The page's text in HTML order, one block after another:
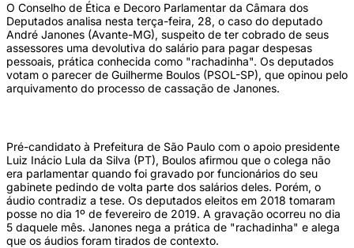
O Conselho de Ética e Decoro Parlamentar da Câmara dos
Deputados analisa nesta terça-feira, 28, o caso do deputado
André Janones (Avante-MG), suspeito de ter cobrado de seus
assessores uma devolutiva do salário para pagar despesas
pessoais, prática conhecida como "rachadinha". Os deputados
votam o parecer de Guilherme Boulos (PSOL-SP), que opinou pelo
arquivamento do processo de cassação de Janones.
Pré-candidato à Prefeitura de São Paulo com o apoio presidente
Luiz Inácio Lula da Silva (PT), Boulos afirmou que o colega não
era parlamentar quando foi gravado por funcionários do seu
gabinete pedindo de volta parte dos salários deles. Porém, o
áudio contradiz a tese. Os deputados eleitos em 2018 tomaram
posse no dia 1º de fevereiro de 2019. A gravação ocorreu no dia
5 daquele mês. Janones nega a prática de "rachadinha" e alega
que os áudios foram tirados de contexto.